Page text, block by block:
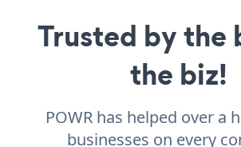
Trusted by the
the biz!
POWR has helped over a
businesses on every